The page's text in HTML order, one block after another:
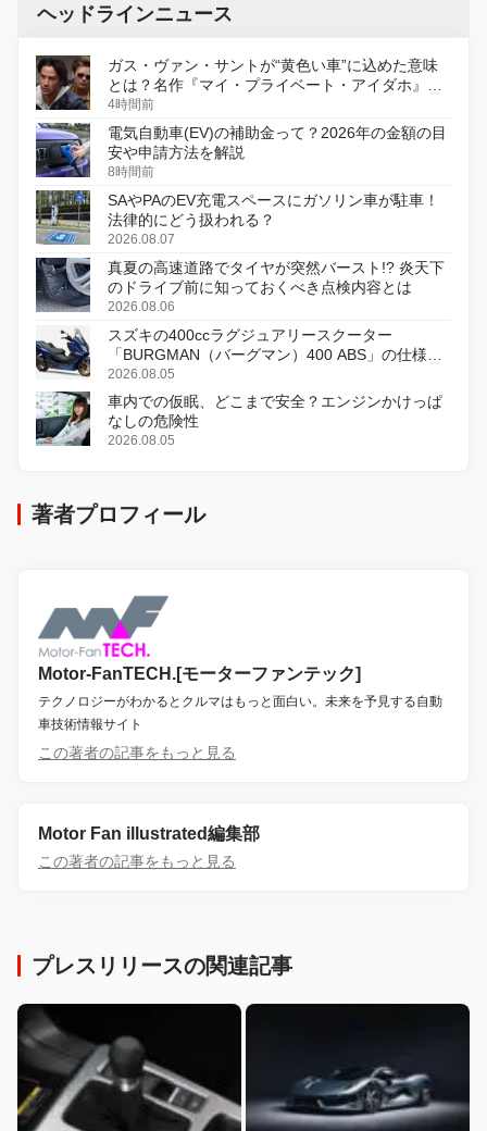
ヘッドラインニュース
ガス・ヴァン・サントが“黄色い車”に込めた意味
とは？名作『マイ・プライベート・アイダホ』が
初のデジタルリマスター版で復活
4時間前
電気自動車(EV)の補助金って？2026年の金額の目
安や申請方法を解説
8時間前
SAやPAのEV充電スペースにガソリン車が駐車！
法律的にどう扱われる？
2026.08.07
真夏の高速道路でタイヤが突然バースト!? 炎天下
のドライブ前に知っておくべき点検内容とは
2026.08.06
スズキの400ccラグジュアリースクーター
「BURGMAN（バーグマン）400 ABS」の仕様を
変更し、8月18日に発売
2026.08.05
車内での仮眠、どこまで安全？エンジンかけっぱ
なしの危険性
2026.08.05
著者プロフィール
Motor-FanTECH.[モーターファンテック]
テクノロジーがわかるとクルマはもっと面白い。未来を予見する自動
車技術情報サイト
この著者の記事をもっと見る
Motor Fan illustrated編集部
この著者の記事をもっと見る
プレスリリースの関連記事